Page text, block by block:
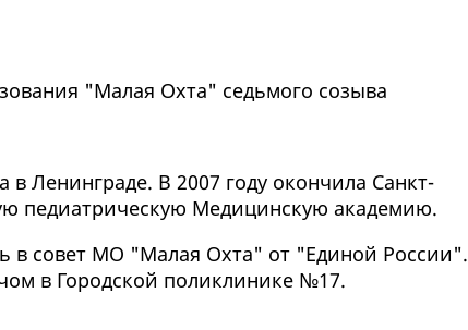
"Малая Охта" седьмого созыва
в Ленинграде. В 2007 году окончила Санкт-
педиатрическую Медицинскую академию.
в совет МО "Малая Охта" от "Единой России".
в Городской поликлинике №17.